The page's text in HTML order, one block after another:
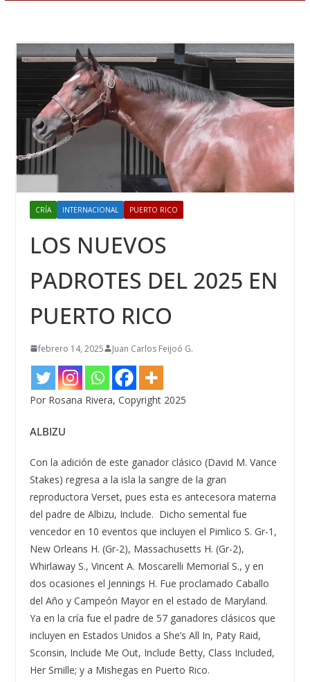
CRÍA INTERNACIONAL PUERTO RICO
LOS NUEVOS
PADROTES DEL 2025 EN
PUERTO RICO
febrero 14, 2025 Juan Carlos Feijoó G.
Por Rosana Rivera, Copyright 2025
ALBIZU
Con la adición de este ganador clásico (David M. Vance
Stakes) regresa a la isla la sangre de la gran
reproductora Verset, pues esta es antecesora materna
del padre de Albizu, Include. Dicho semental fue
vencedor en 10 eventos que incluyen el Pimlico S. Gr-1,
New Orleans H. (Gr-2), Massachusetts H. (Gr-2),
Whirlaway S., Vincent A. Moscarelli Memorial S., y en
dos ocasiones el Jennings H. Fue proclamado Caballo
del Año y Campeón Mayor en el estado de Maryland.
Ya en la cría fue el padre de 57 ganadores clásicos que
incluyen en Estados Unidos a She’s All In, Paty Raid,
Sconsin, Include Me Out, Include Betty, Class Included,
Her Smille; y a Mishegas en Puerto Rico.